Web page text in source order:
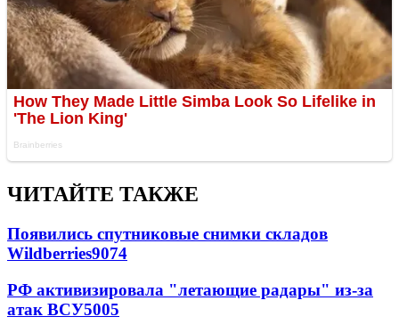
ЧИТАЙТЕ ТАКЖЕ
Появились спутниковые снимки складов
Wildberries9074
РФ активизировала "летающие радары" из-за
атак ВСУ5005